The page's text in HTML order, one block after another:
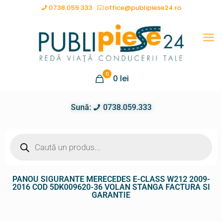
0738.059.333 office@publipiese24.ro
0 0 lei
Sună: 0738.059.333
PANOU SIGURANTE MERECEDES E-CLASS W212 2009-
2016 COD 5DK009620-36 VOLAN STANGA FACTURA SI
GARANTIE